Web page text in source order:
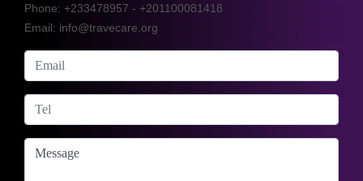
Phone: +233478957 - +201100081418
Email: info@travecare.org